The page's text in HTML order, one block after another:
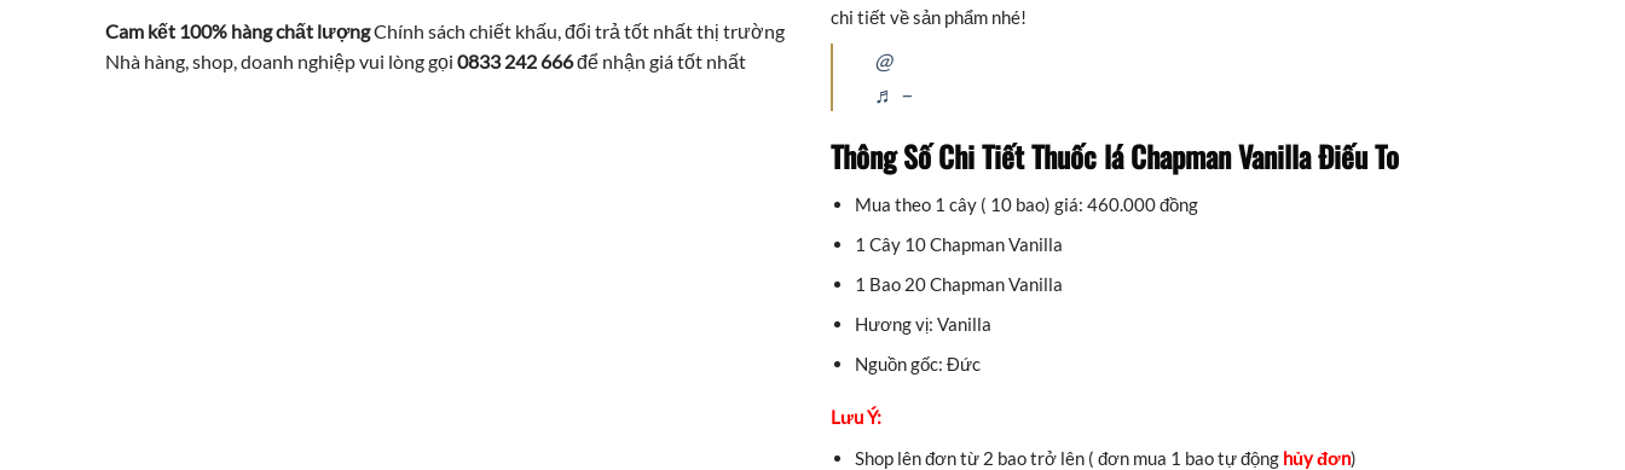
Cam kết 100% hàng chất lượngChính sách chiết khấu, đổi trả tốt nhất thị trường
Nhà hàng, shop, doanh nghiệp vui lòng gọi 0833 242 666để nhận giá tốt nhất
chi tiết về sản phẩm nhé!
@
♬ –
Thông Số Chi Tiết Thuốc lá Chapman Vanilla Điếu To
Mua theo 1 cây ( 10 bao) giá: 460.000 đồng
1 Cây 10 Chapman Vanilla
1 Bao 20 Chapman Vanilla
Hương vị: Vanilla
Nguồn gốc: Đức
Lưu Ý:
Shop lên đơn từ 2 bao trở lên ( đơn mua 1 bao tự động hủy đơn)